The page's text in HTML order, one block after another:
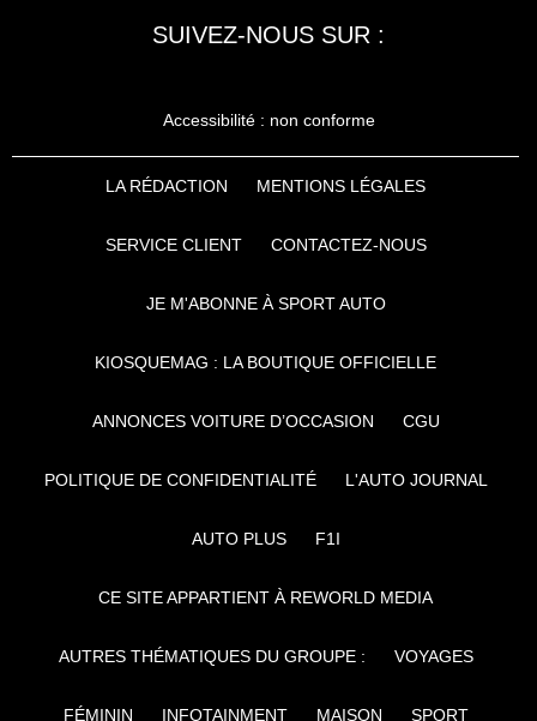
SUIVEZ-NOUS SUR :
Accessibilité : non conforme
LA RÉDACTION MENTIONS LÉGALES
SERVICE CLIENT CONTACTEZ-NOUS
JE M'ABONNE À SPORT AUTO
KIOSQUEMAG : LA BOUTIQUE OFFICIELLE
ANNONCES VOITURE D’OCCASION CGU
POLITIQUE DE CONFIDENTIALITÉ L'AUTO JOURNAL
AUTO PLUS F1I
CE SITE APPARTIENT À REWORLD MEDIA
AUTRES THÉMATIQUES DU GROUPE : VOYAGES
FÉMININ INFOTAINMENT MAISON SPORT